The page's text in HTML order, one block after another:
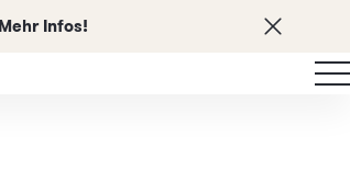
Infos!